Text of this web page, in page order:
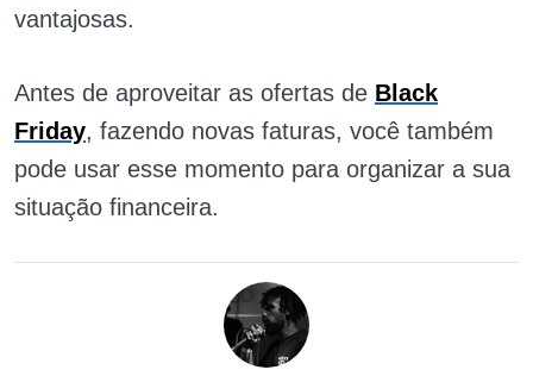
vantajosas.
Antes de aproveitar as ofertas de Black
Friday, fazendo novas faturas, você também
pode usar esse momento para organizar a sua
situação financeira.